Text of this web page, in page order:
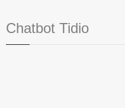
Chatbot Tidio